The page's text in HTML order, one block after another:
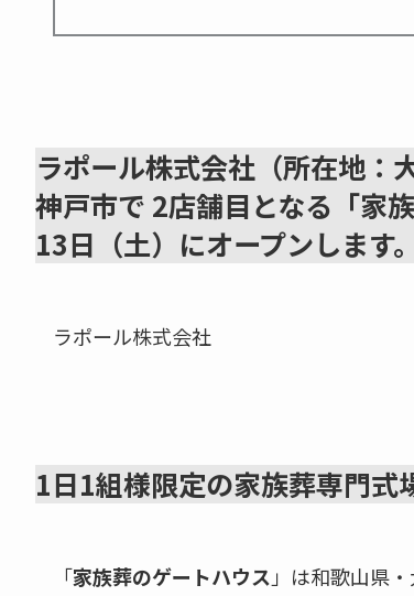
ラポール株式会社（所在地：
神戸市で 2店舗目となる「家
13日（土）にオープンします。
ラポール株式会社
1日1組様限定の家族葬専門式
「家族葬のゲートハウス」は和歌山県